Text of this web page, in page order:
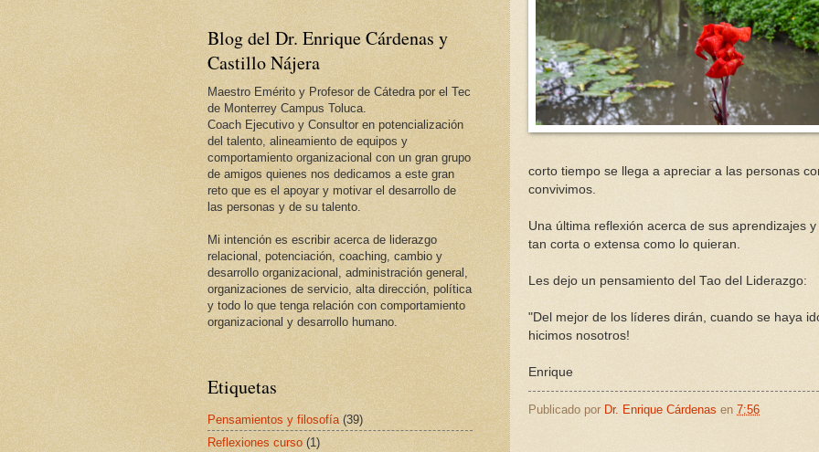
corto tiempo se llega a apreciar a las personas
convivimos.
Una última reflexión acerca de sus aprendizajes y
tan corta o extensa como lo quieran.
Les dejo un pensamiento del Tao del Liderazgo:
"Del mejor de los líderes dirán, cuando se haya
hicimos nosotros!
Enrique
Publicado por Dr. Enrique Cárdenas en 7:56
Blog del Dr. Enrique Cárdenas y
Castillo Nájera
Maestro Emérito y Profesor de Cátedra por el Tec
de Monterrey Campus Toluca.
Coach Ejecutivo y Consultor en potencialización
del talento, alineamiento de equipos y
comportamiento organizacional con un gran grupo
de amigos quienes nos dedicamos a este gran
reto que es el apoyar y motivar el desarrollo de
las personas y de su talento.
Mi intención es escribir acerca de liderazgo
relacional, potenciación, coaching, cambio y
desarrollo organizacional, administración general,
organizaciones de servicio, alta dirección, política
y todo lo que tenga relación con comportamiento
organizacional y desarrollo humano.
Etiquetas
Pensamientos y filosofía (39)
Reflexiones curso (1)